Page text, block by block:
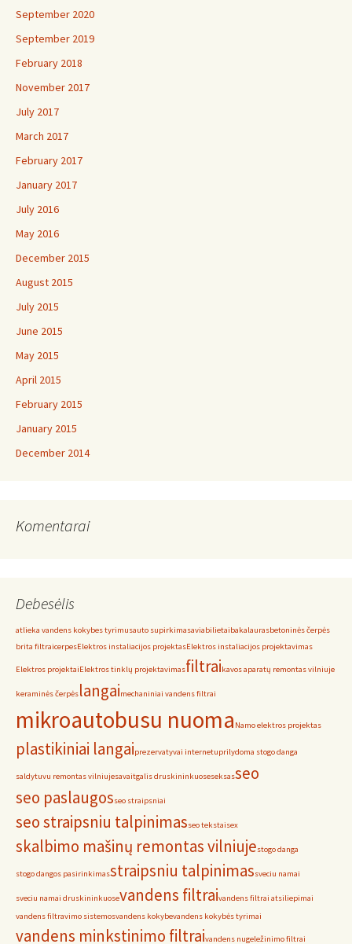
September 2020
September 2019
February 2018
November 2017
July 2017
March 2017
February 2017
January 2017
July 2016
May 2016
December 2015
August 2015
July 2015
June 2015
May 2015
April 2015
February 2015
January 2015
December 2014
Komentarai
Debesėlis
atlieka vandens kokybes tyrimusauto supirkimasaviabilietaibakalaurasbetoninės čerpės
brita filtraicerpesElektros instaliacijos projektasElektros instaliacijos projektavimas
Elektros projektaiElektros tinklų projektavimasfiltraikavos aparatų remontas vilniuje
keraminės čerpėslangaimechaniniai vandens filtrai
mikroautobusu nuoma Namo elektros projektas
plastikiniai langaiprezervatyvai internetuprilydoma stogo danga
saldytuvu remontas vilniujesavaitgalis druskininkuoseseksasseo
seo paslaugosseo straipsniai
seo straipsniu talpinimasseo tekstaisex
skalbimo mašinų remontas vilniujestogo danga
stogo dangos pasirinkimasstraipsniu talpinimassveciu namai
sveciu namai druskininkuosevandens filtraivandens filtrai atsiliepimai
vandens filtravimo sistemosvandens kokybevandens kokybės tyrimai
vandens minkstinimo filtraivandens nugeležinimo filtrai